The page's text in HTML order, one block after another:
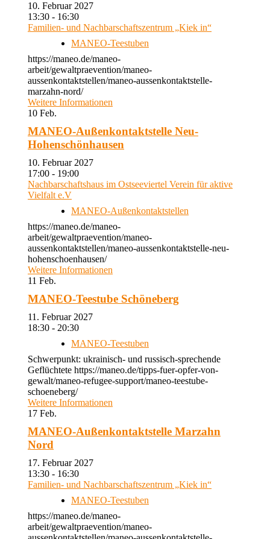
10. Februar 2027
13:30 - 16:30
Familien- und Nachbarschaftszentrum „Kiek in“
MANEO-Teestuben
https://maneo.de/maneo-
arbeit/gewaltpraevention/maneo-
aussenkontaktstellen/maneo-aussenkontaktstelle-
marzahn-nord/
Weitere Informationen
10 Feb.
MANEO-Außenkontaktstelle Neu-
Hohenschönhausen
10. Februar 2027
17:00 - 19:00
Nachbarschaftshaus im Ostseeviertel Verein für aktive
Vielfalt e.V
MANEO-Außenkontaktstellen
https://maneo.de/maneo-
arbeit/gewaltpraevention/maneo-
aussenkontaktstellen/maneo-aussenkontaktstelle-neu-
hohenschoenhausen/
Weitere Informationen
11 Feb.
MANEO-Teestube Schöneberg
11. Februar 2027
18:30 - 20:30
MANEO-Teestuben
Schwerpunkt: ukrainisch- und russisch-sprechende
Geflüchtete https://maneo.de/tipps-fuer-opfer-von-
gewalt/maneo-refugee-support/maneo-teestube-
schoeneberg/
Weitere Informationen
17 Feb.
MANEO-Außenkontaktstelle Marzahn
Nord
17. Februar 2027
13:30 - 16:30
Familien- und Nachbarschaftszentrum „Kiek in“
MANEO-Teestuben
https://maneo.de/maneo-
arbeit/gewaltpraevention/maneo-